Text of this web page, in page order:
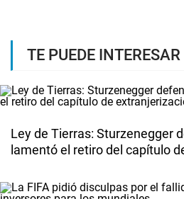
TE PUEDE INTERESAR
Ley de Tierras: Sturzenegger
lamentó el retiro del capítulo